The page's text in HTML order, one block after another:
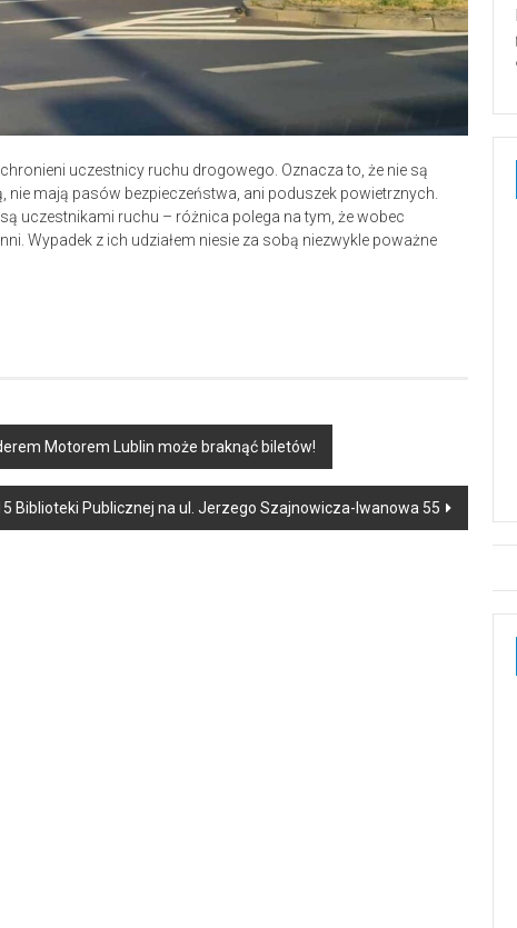
uczestnicy ruchu drogowego. Oznacza to, że nie są
mają pasów bezpieczeństwa, ani poduszek powietrznych.
uczestnikami ruchu – różnica polega na tym, że wobec
Wypadek z ich udziałem niesie za sobą niezwykle poważne
Motorem Lublin może braknąć biletów!
Biblioteki Publicznej na ul. Jerzego Szajnowicza-Iwanowa 55